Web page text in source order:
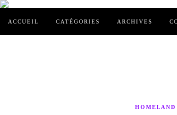
ACCUEIL CATÉGORIES ARCHIVES
HOMELAND